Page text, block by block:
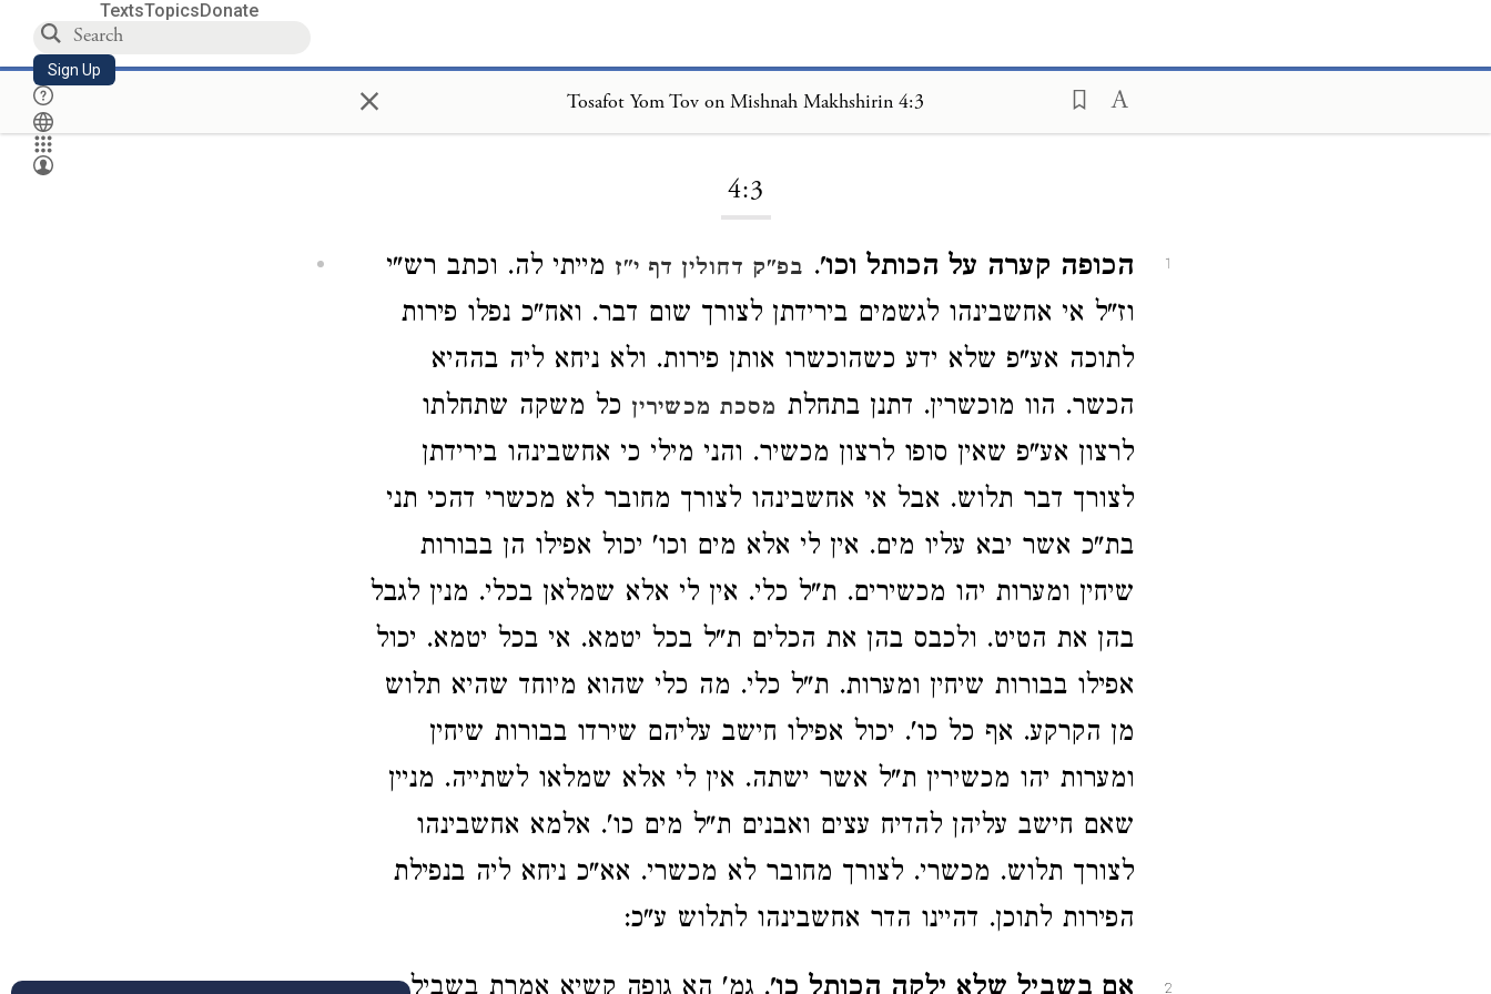
TextsTopicsDonate
Sign Up × Tosafot Yom Tov on Mishnah Makhshirin 4:3
4:3
1 הכופה קערה על הכותל וכו'. בפ"ק דחולין דף י"ז מייתי לה. וכתב רש"י
וז"ל אי אחשבינהו לגשמים בירידתן לצורך שום דבר. ואח"כ נפלו פירות
לתוכה אע"פ שלא ידע כשהוכשרו אותן פירות. ולא ניחא ליה בההיא
הכשר. הוו מוכשרין. דתנן בתחלת מסכת מכשירין כל משקה שתחלתו
לרצון אע"פ שאין סופו לרצון מכשיר. והני מילי כי אחשבינהו בירידתן
לצורך דבר תלוש. אבל אי אחשבינהו לצורך מחובר לא מכשרי דהכי תני
בת"כ אשר יבא עליו מים. אין לי אלא מים וכו' יכול אפילו הן בבורות
שיחין ומערות יהו מכשירים. ת"ל כלי. אין לי אלא שמלאן בכלי. מנין לגבל
בהן את הטיט. ולכבס בהן את הכלים ת"ל בכל יטמא. אי בכל יטמא. יכול
אפילו בבורות שיחין ומערות. ת"ל כלי. מה כלי שהוא מיוחד שהיא תלוש
מן הקרקע. אף כל כו'. יכול אפילו חישב עליהם שירדו בבורות שיחין
ומערות יהו מכשירין ת"ל אשר ישתה. אין לי אלא שמלאו לשתייה. מניין
שאם חישב עליהן להדיח עצים ואבנים ת"ל מים כו'. אלמא אחשבינהו
לצורך תלוש. מכשרי. לצורך מחובר לא מכשרי. אא"כ ניחא ליה בנפילת
הפירות לתוכן. דהיינו הדר אחשבינהו לתלוש ע"כ:
2